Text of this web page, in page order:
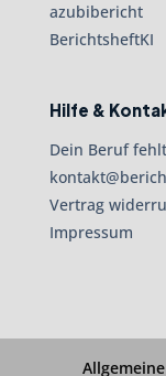
azubibericht
BerichtsheftKI
Hilfe &
Dein Beruf
Vertrag
Impressum